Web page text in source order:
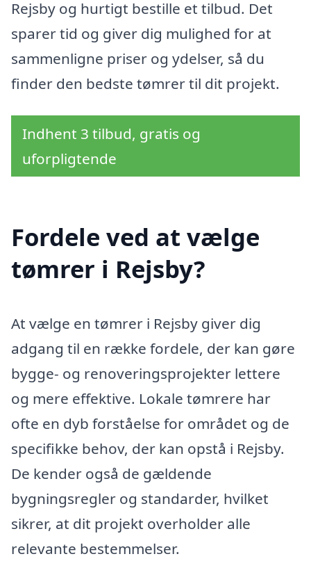
Rejsby og hurtigt bestille et tilbud. Det
sparer tid og giver dig mulighed for at
sammenligne priser og ydelser, så du
finder den bedste tømrer til dit projekt.
Indhent 3 tilbud, gratis og
uforpligtende
Fordele ved at vælge
tømrer i Rejsby?
At vælge en tømrer i Rejsby giver dig
adgang til en række fordele, der kan gøre
bygge- og renoveringsprojekter lettere
og mere effektive. Lokale tømrere har
ofte en dyb forståelse for området og de
specifikke behov, der kan opstå i Rejsby.
De kender også de gældende
bygningsregler og standarder, hvilket
sikrer, at dit projekt overholder alle
relevante bestemmelser.